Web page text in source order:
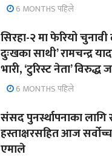
6 MONTHS पहिले
सिरहा-२ मा फेरियो
दुःखका साथी’ रामचन्द्र
भारी, ‘टुरिस्ट नेता’
6 MONTHS पहिले
संसद पुनर्स्थापनाका
हस्ताक्षरसहित आज
एमाले